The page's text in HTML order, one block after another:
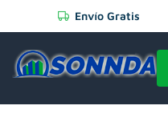
Envío Gratis